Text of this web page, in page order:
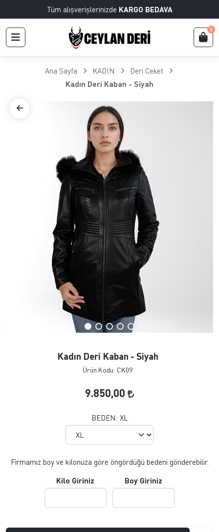
Tüm alışverişlerinizde KARGO BEDAVA
0
Ana Sayfa KADIN
Deri Ceket
Kadın Deri Kaban - Siyah
Kadın Deri Kaban - Siyah
Ürün Kodu: CK09
9.850,00
BEDEN: XL
Firmamız boy ve kilonuza göre öngördüğü bedeni gönderebilir.
Kilo Giriniz Boy Giriniz